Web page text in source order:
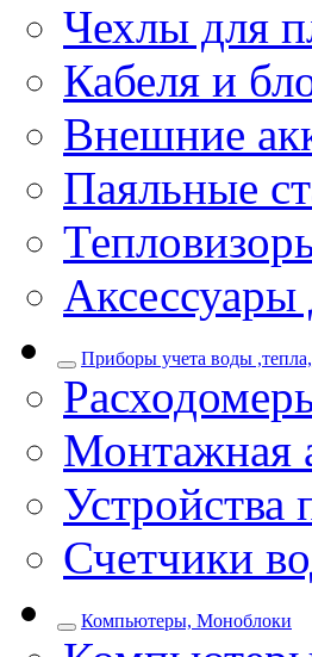
Чехлы для
Кабеля и
Внешние
Паяльные
Приборы учета воды
Монтажная
Устройства
Счетчики
Компьютеры, Моноблоки